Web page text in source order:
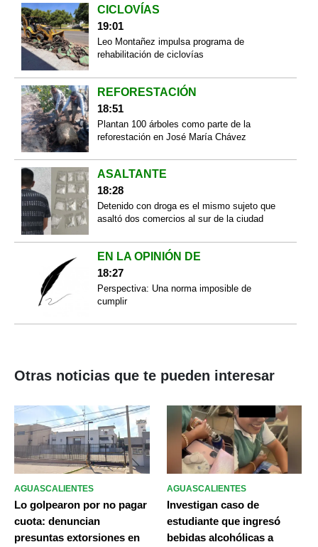
CICLOVÍAS
19:01
Leo Montañez impulsa programa de
rehabilitación de ciclovías
REFORESTACIÓN
18:51
Plantan 100 árboles como parte de la
reforestación en José María Chávez
ASALTANTE
18:28
Detenido con droga es el mismo sujeto que
asaltó dos comercios al sur de la ciudad
EN LA OPINIÓN DE
18:27
Perspectiva: Una norma imposible de
cumplir
Otras noticias que te pueden interesar
AGUASCALIENTES
Lo golpearon por no pagar
cuota: denuncian
presuntas extorsiones en
AGUASCALIENTES
Investigan caso de
estudiante que ingresó
bebidas alcohólicas a